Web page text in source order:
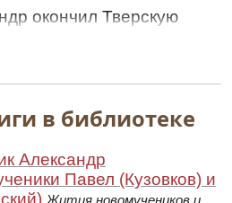
окончил Тверскую
и в том же году
в Борисоглебский
Еликониде. У
Евгении Михайловны
детей, в живых осталось
Еликонида родилась
в библиотеке
Александр
Павел (Кузовков) и
Жития новомучеников и